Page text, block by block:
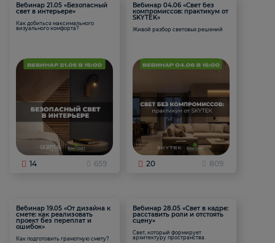
Вебинар 21.05 «Безопасный
свет в интерьере»
Как добиться максимального
визуального комфорта?
14 659
Вебинар 04.06 «Свет без
компромиссов: практикум от
SKYTEK»
Живой разбор световых решений
20 809
Вебинар 19.05 «От дизайна к
смете: как реализовать
проект без переплат и
ошибок»
Как подготовить грамотную смету?
Вебинар 28.05 «Свет в кадре:
расставить роли и отстоять
сцену»
Свет, который формирует
архитектуру пространства.